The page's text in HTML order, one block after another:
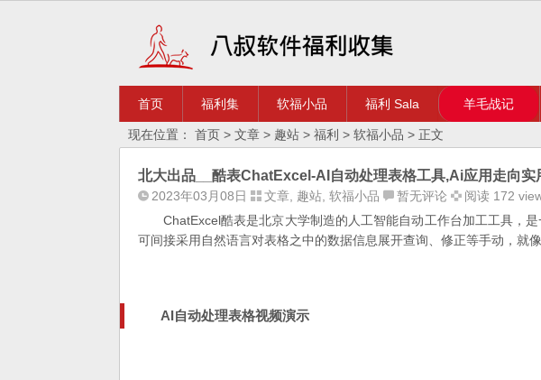
首页 福利集 软福小品 福利 Sala 羊毛战记
现在位置： 首页 > 文章 > 趣站 > 福利 > 软福小品 > 正文
北大出品__酷表ChatExcel-AI自动处理表格工具,Ai应用走向实
2023年03月08日 文章 趣站 软福小品 暂无评论
阅读 172
ChatExcel酷表是北京大学制造的人工智能自动工作台加工工具，
可间接采用自然语言对表格之中的数据信息展开查询、修正等手动，就
AI自动处理表格视频演示